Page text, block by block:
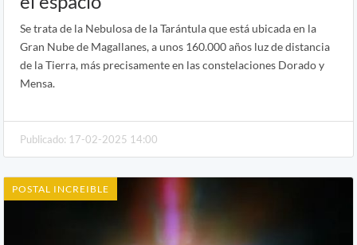
Se trata de la Nebulosa de la Tarántula que está ubicada en la
Gran Nube de Magallanes, a unos 160.000 años luz de distancia
de la Tierra, más precisamente en las constelaciones Dorado y
Mensa.
Publicado: 17-02-2025 14:00
POSTAL INCREIBLE